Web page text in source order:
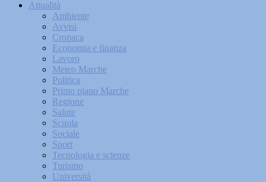
Attualità
Ambiente
Avvisi
Cronaca
Economia e finanza
Lavoro
Meteo Marche
Politica
Primo piano Marche
Regione
Salute
Scuola
Sociale
Sport
Tecnologia e scienze
Turismo
Università